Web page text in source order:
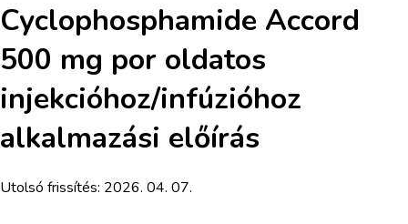
Cyclophosphamide Accord
500 mg por oldatos
injekcióhoz/infúzióhoz
alkalmazási előírás
Utolsó frissítés: 2026. 04. 07.